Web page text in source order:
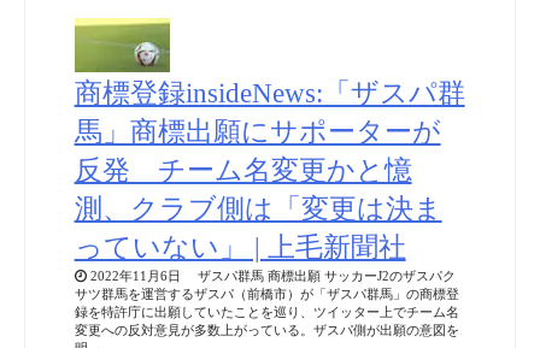
商標登録insideNews:「ザスパ群
馬」商標出願にサポーターが
反発 チーム名変更かと憶
測、クラブ側は「変更は決ま
っていない」 | 上毛新聞社
2022年11月6日 ザスパ群馬 商標出願 サッカーJ2のザスパク
サツ群馬を運営するザスパ（前橋市）が「ザスパ群馬」の商標登
録を特許庁に出願していたことを巡り、ツイッター上でチーム名
変更への反対意見が多数上がっている。ザスパ側が出願の意図を